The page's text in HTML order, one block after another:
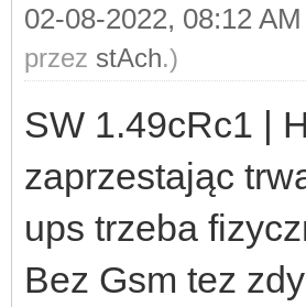
02-08-2022, 08:12 AM
przez stAch.)
SW 1.49cRc1 |
zaprzestając
ups trzeba
Bez Gsm tez